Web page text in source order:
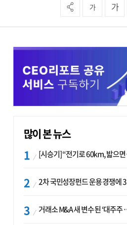
가 가
많이 본 뉴스
[시승기] “전기로 60km, 밟으면 462마력”…볼보 XC60 T8의 두 얼굴
2차 국민성장펀드 운용 경쟁에 33개사 몰렸다…신한·하나 등 새 얼굴 대거 합류
거래소 M&A 새 변수 된 ‘대주주 심사’…네이버·두나무 결합도 영향권